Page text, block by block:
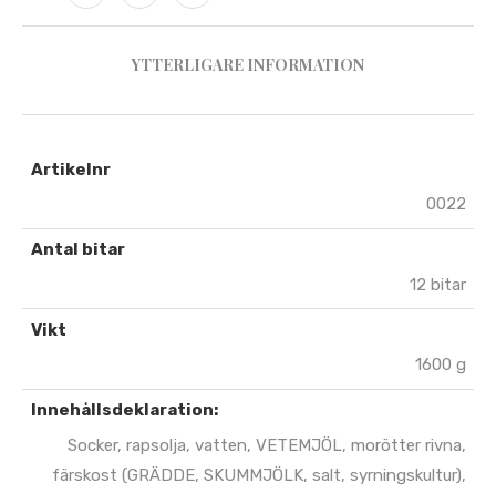
YTTERLIGARE INFORMATION
Artikelnr
0022
Antal bitar
12 bitar
Vikt
1600 g
Innehållsdeklaration:
Socker, rapsolja, vatten, VETEMJÖL, morötter rivna,
färskost (GRÄDDE, SKUMMJÖLK, salt, syrningskultur),